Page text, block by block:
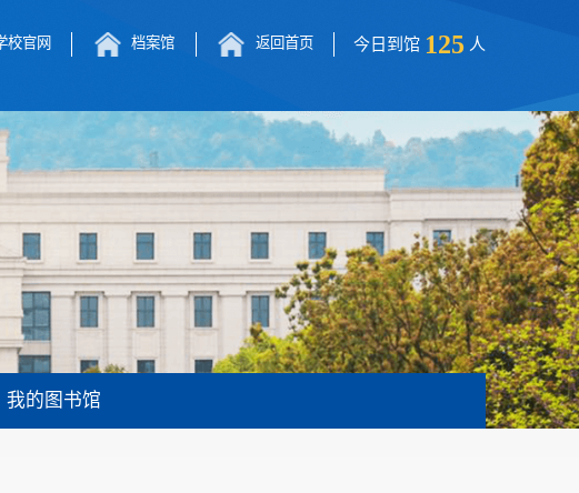
校官网 档案馆 返回首页 今日到馆 125 人
我的图书馆